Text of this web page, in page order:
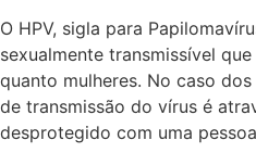
O HPV, sigla para
sexualmente transmissível
quanto mulheres. No caso
de transmissão do vírus é
desprotegido com uma